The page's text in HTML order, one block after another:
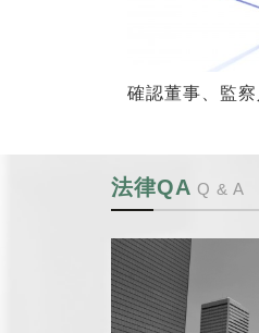
確認董事、監
法律QA Q & A